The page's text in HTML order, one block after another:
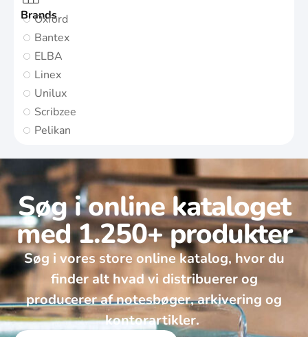
Brands
Oxford
Bantex
ELBA
Linex
Unilux
Scribzee
Pelikan
Søg i online kataloget
med 1.250+ produkter
Søg i vores store online katalog, hvor du
finder alt hvad vi distribuerer og
producerer af notesbøger, arkivering og
kontorartikler. ​